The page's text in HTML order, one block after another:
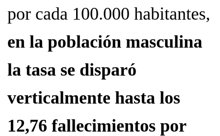
por cada 100.000 habitantes,
en la población masculina
la tasa se disparó
verticalmente hasta los
12,76 fallecimientos por